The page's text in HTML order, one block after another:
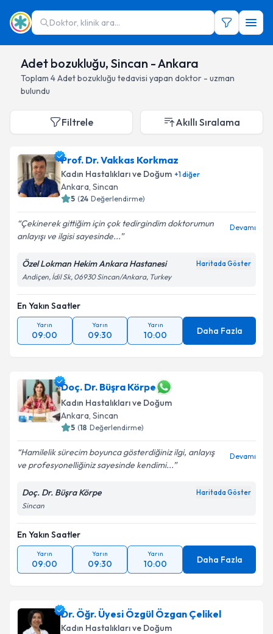
Doktor, klinik ara...
Adet bozukluğu, Sincan - Ankara
Toplam 4Adet bozukluğu tedavisi yapan doktor - uzman
bulundu
Filtrele Akıllı Sıralama
Prof. Dr. Vakkas Korkmaz
Kadın Hastalıkları ve Doğum +1diğer
Ankara, Sincan
5 (24 Değerlendirme)
Çekinerek gittiğim için çok tedirgindim doktorumun
anlayışı ve ilgisi sayesinde...
Devamı
Özel Lokman Hekim Ankara Hastanesi Haritada Göster
Andiçen, İdil Sk, 06930 Sincan/Ankara, Turkey
En Yakın Saatler
Yarın
09:00
Yarın
09:30
Yarın
10:00 Daha Fazla
Doç. Dr. Büşra Körpe
Kadın Hastalıkları ve Doğum
Ankara, Sincan
5 (18 Değerlendirme)
Hamilelik sürecim boyunca gösterdiğiniz ilgi, anlayış
ve profesyonelliğiniz sayesinde kendimi...
Devamı
Doç. Dr. Büşra Körpe Haritada Göster
Sincan
En Yakın Saatler
Yarın
09:00
Yarın
09:30
Yarın
10:00 Daha Fazla
Dr. Öğr. Üyesi Özgül Özgan Çelikel
Kadın Hastalıkları ve Doğum